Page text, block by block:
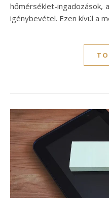
hőmérséklet-ingadozások,
igénybevétel. Ezen kívül a